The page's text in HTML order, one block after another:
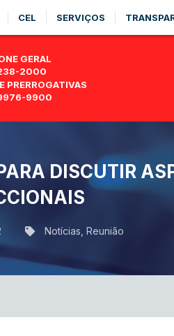
CEL SERVIÇOS
GERAL
2000
PRERROGATIVAS
9900
DISCUTIR
Notícias Reunião